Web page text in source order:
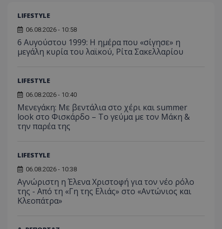
LIFESTYLE
06.08.2026 - 10:58
6 Αυγούστου 1999: Η ημέρα που «σίγησε» η
μεγάλη κυρία του λαϊκού, Ρίτα Σακελλαρίου
LIFESTYLE
06.08.2026 - 10:40
Μενεγάκη: Με βεντάλια στο χέρι και summer
look στο Φισκάρδο – Το γεύμα με τον Μάκη &
την παρέα της
LIFESTYLE
06.08.2026 - 10:38
Αγνώριστη η Έλενα Χριστοφή για τον νέο ρόλο
της - Από τη «Γη της Ελιάς» στο «Αντώνιος και
Κλεοπάτρα»